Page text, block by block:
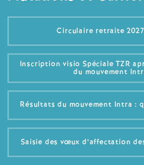
Circulaire retraite
Inscription visio Spéciale TZR
du mouvement
Résultats du mouvement Intra :
Saisie des vœux d’affectation